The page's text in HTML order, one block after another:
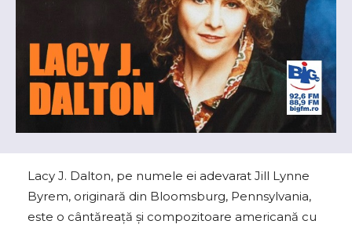
Lacy J. Dalton, pe numele ei adevarat Jill Lynne
Byrem, originară din Bloomsburg, Pennsylvania,
este o cântăreață și compozitoare americană cu